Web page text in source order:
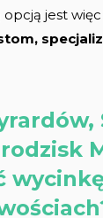
jest